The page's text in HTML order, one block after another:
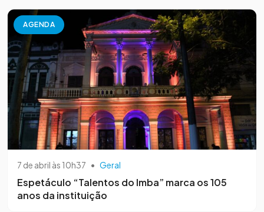
AGENDA
7 de abril às 10h37 • Geral
Espetáculo “Talentos do Imba” marca os 105
anos da instituição